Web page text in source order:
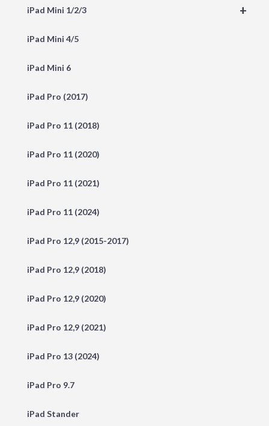
+
iPad Mini 1/2/3
iPad Mini 4/5
iPad Mini 6
iPad Pro (2017)
iPad Pro 11 (2018)
iPad Pro 11 (2020)
iPad Pro 11 (2021)
iPad Pro 11 (2024)
iPad Pro 12,9 (2015-2017)
iPad Pro 12,9 (2018)
iPad Pro 12,9 (2020)
iPad Pro 12,9 (2021)
iPad Pro 13 (2024)
iPad Pro 9.7
iPad Stander